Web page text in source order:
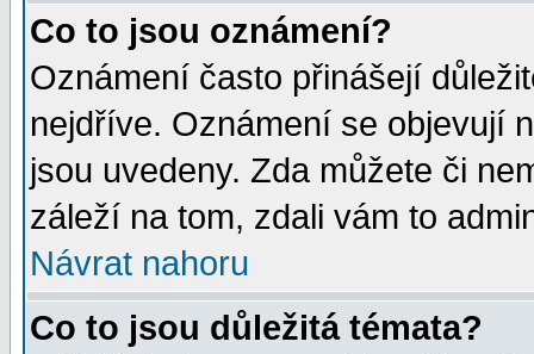
Co to jsou oznámení?
Oznámení často přinášejí
nejdříve. Oznámení se objevují
jsou uvedeny. Zda můžete či
záleží na tom, zdali vám to
Návrat nahoru
Co to jsou důležitá témata?